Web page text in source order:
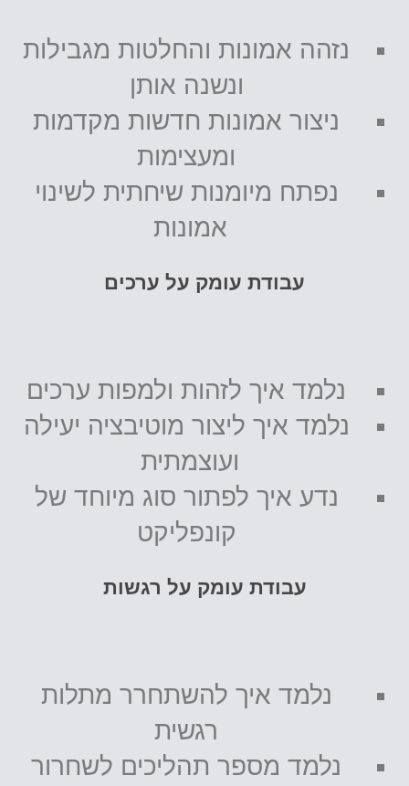
נזהה אמונות והחלטות מגבילות
ונשנה אותן
ניצור אמונות חדשות מקדמות
ומעצימות
נפתח מיומנות שיחתית לשינוי
אמונות
עבודת עומק על ערכים
נלמד איך לזהות ולמפות ערכים
נלמד איך ליצור מוטיבציה יעילה
ועוצמתית
נדע איך לפתור סוג מיוחד של
קונפליקט
עבודת עומק על רגשות
נלמד איך להשתחרר מתלות
רגשית
נלמד מספר תהליכים לשחרור